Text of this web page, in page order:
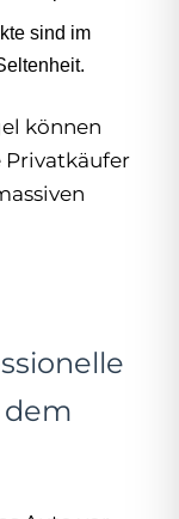
sind im
können
Privatkäufer